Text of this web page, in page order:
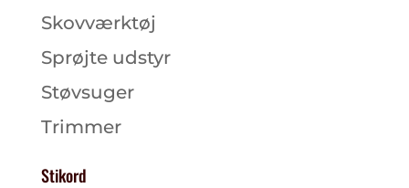
Skovværktøj
Sprøjte udstyr
Støvsuger
Trimmer
Stikord